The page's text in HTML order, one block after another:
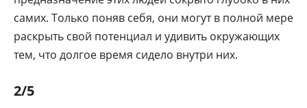
самих. Только поняв себя, они могут в полной мере
раскрыть свой потенциал и удивить окружающих
тем, что долгое время сидело внутри них.
2/5